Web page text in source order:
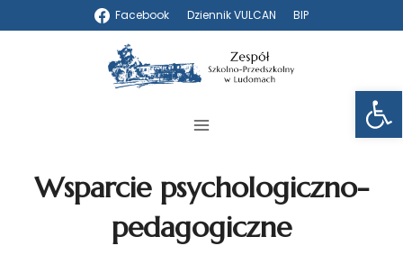
do
Facebook Dziennik VULCAN BIP
Wsparcie psychologiczno-
pedagogiczne